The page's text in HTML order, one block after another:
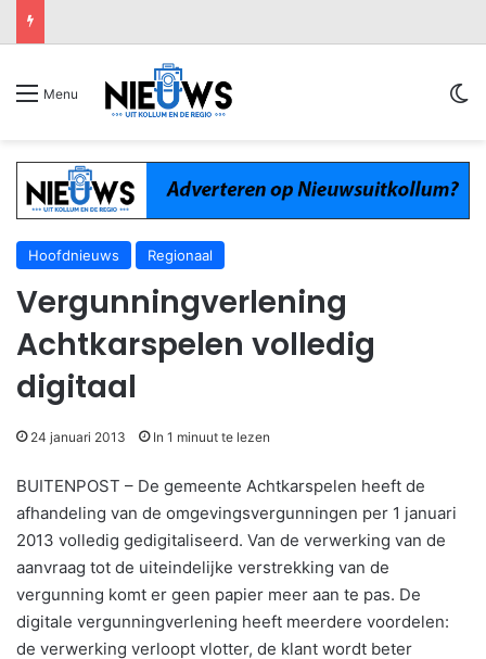
Menu
Hoofdnieuws Regionaal
Vergunningverlening
Achtkarspelen volledig
digitaal
24 januari 2013 In 1 minuut te lezen
BUITENPOST – De gemeente Achtkarspelen heeft de
afhandeling van de omgevingsvergunningen per 1 januari
2013 volledig gedigitaliseerd. Van de verwerking van de
aanvraag tot de uiteindelijke verstrekking van de
vergunning komt er geen papier meer aan te pas. De
digitale vergunningverlening heeft meerdere voordelen:
de verwerking verloopt vlotter, de klant wordt beter